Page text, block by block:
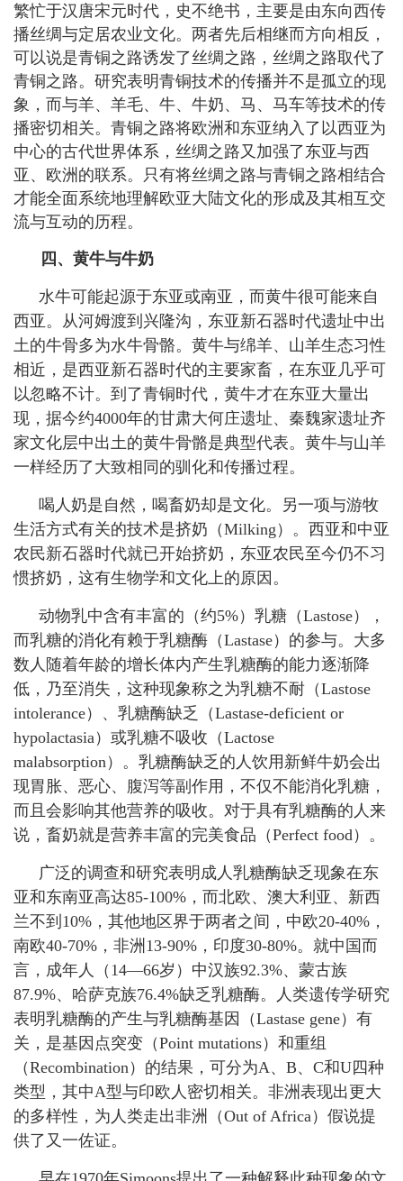
繁忙于汉唐宋元时代，史不绝书，主要是由东向西传
播丝绸与定居农业文化。两者先后相继而方向相反，
可以说是青铜之路诱发了丝绸之路，丝绸之路取代了
青铜之路。研究表明青铜技术的传播并不是孤立的现
象，而与羊、羊毛、牛、牛奶、马、马车等技术的传
播密切相关。青铜之路将欧洲和东亚纳入了以西亚为
中心的古代世界体系，丝绸之路又加强了东亚与西
亚、欧洲的联系。只有将丝绸之路与青铜之路相结合
才能全面系统地理解欧亚大陆文化的形成及其相互交
流与互动的历程。
四、黄牛与牛奶
水牛可能起源于东亚或南亚，而黄牛很可能来自
西亚。从河姆渡到兴隆沟，东亚新石器时代遗址中出
土的牛骨多为水牛骨骼。黄牛与绵羊、山羊生态习性
相近，是西亚新石器时代的主要家畜，在东亚几乎可
以忽略不计。到了青铜时代，黄牛才在东亚大量出
现，据今约4000年的甘肃大何庄遗址、秦魏家遗址齐
家文化层中出土的黄牛骨骼是典型代表。黄牛与山羊
一样经历了大致相同的驯化和传播过程。
喝人奶是自然，喝畜奶却是文化。另一项与游牧
生活方式有关的技术是挤奶（Milking ）。西亚和中亚
农民新石器时代就已开始挤奶，东亚农民至今仍不习
惯挤奶，这有生物学和文化上的原因。
动物乳中含有丰富的（约5%）乳糖（Lastose），
而乳糖的消化有赖于乳糖酶（Lastase）的参与。大多
数人随着年龄的增长体内产生乳糖酶的能力逐渐降
低，乃至消失，这种现象称之为乳糖不耐（Lastose
intolerance）、乳糖酶缺乏（Lastase-deficient or
hypolactasia ）或乳糖不吸收（Lactose
malabsorption ）。乳糖酶缺乏的人饮用新鲜牛奶会出
现胃胀、恶心、腹泻等副作用，不仅不能消化乳糖，
而且会影响其他营养的吸收。对于具有乳糖酶的人来
说，畜奶就是营养丰富的完美食品（Perfect food ）。
广泛的调查和研究表明成人乳糖酶缺乏现象在东
亚和东南亚高达85-100% ，而北欧、澳大利亚、新西
兰不到 10% ，其他地区界于两者之间，中欧20-40% ，
南欧40-70% ，非洲 13-90% ，印度30-80%。就中国而
言，成年人（ 14—66岁）中汉族92.3%、蒙古族
87.9%、哈萨克族76.4%缺乏乳糖酶。人类遗传学研究
表明乳糖酶的产生与乳糖酶基因（Lastase gene）有
关，是基因点突变（Point mutations）和重组
（Recombination ）的结果，可分为A 、 B、 C和U四种
类型，其中A型与印欧人密切相关。非洲表现出更大
的多样性，为人类走出非洲（Out of Africa ）假说提
供了又一佐证。